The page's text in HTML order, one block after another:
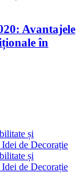
Avantajele
în